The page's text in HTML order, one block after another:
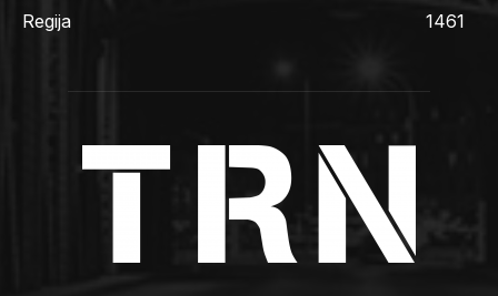
Regija
1461